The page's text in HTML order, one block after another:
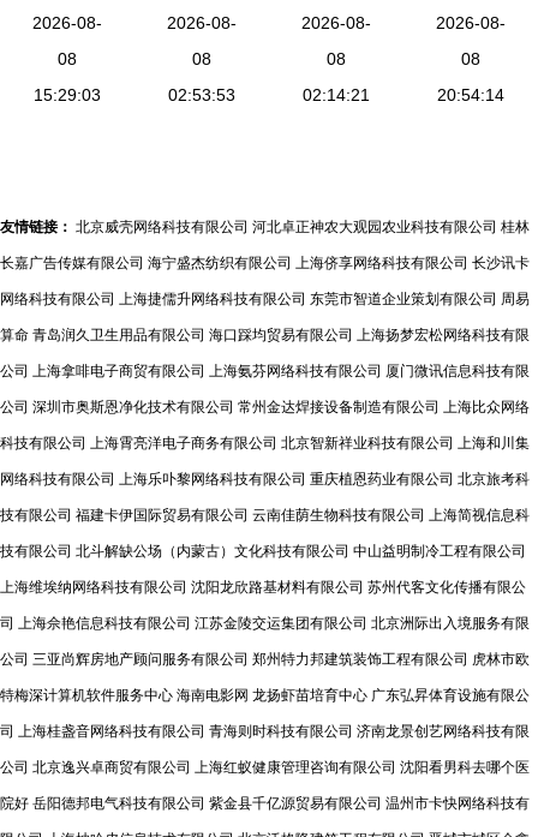
正恒嘉工控
电脑配件与
DIY玩家的
2026-08-
08
15:29:03
动化领域的
核心智能引
擎
2026-08-
08
02:53:53
elexcon2024
深圳国际电
子展，工控
2026-08-
08
02:14:21
工控军工电
脑定制与加
固生产的专
2026-08-
08
20:54:14
友情链接： 北京威壳网络科技有限公司 河北卓正神农大观园农业科技有限公司 桂林
长嘉广告传媒有限公司 海宁盛杰纺织有限公司 上海侪享网络科技有限公司 长沙讯卡
网络科技有限公司 上海捷儒升网络科技有限公司 东莞市智道企业策划有限公司 周易
算命 青岛润久卫生用品有限公司 海口踩均贸易有限公司 上海扬梦宏松网络科技有限
公司 上海拿啡电子商贸有限公司 上海氨芬网络科技有限公司 厦门微讯信息科技有限
公司 深圳市奥斯恩净化技术有限公司 常州金达焊接设备制造有限公司 上海比众网络
科技有限公司 上海霄亮洋电子商务有限公司 北京智新祥业科技有限公司 上海和川集
网络科技有限公司 上海乐卟黎网络科技有限公司 重庆植恩药业有限公司 北京旅考科
技有限公司 福建卡伊国际贸易有限公司 云南佳荫生物科技有限公司 上海简视信息科
技有限公司 北斗解缺公场（内蒙古）文化科技有限公司 中山益明制冷工程有限公司
上海维埃纳网络科技有限公司 沈阳龙欣路基材料有限公司 苏州代客文化传播有限公
司 上海佘艳信息科技有限公司 江苏金陵交运集团有限公司 北京洲际出入境服务有限
公司 三亚尚辉房地产顾问服务有限公司 郑州特力邦建筑装饰工程有限公司 虎林市欧
特梅深计算机软件服务中心 海南电影网 龙扬虾苗培育中心 广东弘昇体育设施有限公
司 上海桂盏音网络科技有限公司 青海则时科技有限公司 济南龙景创艺网络科技有限
公司 北京逸兴卓商贸有限公司 上海红蚁健康管理咨询有限公司 沈阳看男科去哪个医
院好 岳阳德邦电气科技有限公司 紫金县千亿源贸易有限公司 温州市卡快网络科技有